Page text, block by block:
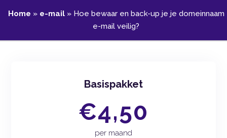
Home » e-mail» Hoe bewaar en back-up je je domeinnaam
e-mail veilig?
Basispakket
€4,50
per maand